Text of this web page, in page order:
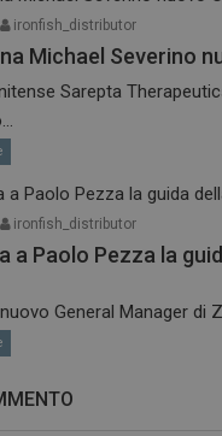
ironfish_distributor
Michael Severino
Sarepta
ironfish_distributor
a Paolo Pezza la
General Manager di